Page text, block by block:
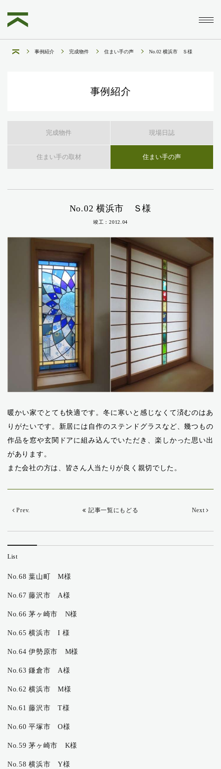
事例紹介 完成物件 住まい手の声 No.02 横浜市 Ｓ様
事例紹介
完成物件 現場日誌
住まい手の取材 住まい手の声
No.02 横浜市 Ｓ様
竣工：2012.04
暖かい家でとても快適です。冬に寒いと感じなくて済むのはあ
りがたいです。新居には自作のステンドグラスなど、幾つもの
作品を窓や玄関ドアに組み込んでいただき、楽しかった思い出
があります。
また会社の方は、皆さん人当たりが良く親切でした。
記事一覧にもどる
Prev. Next
List
No.68 葉山町 M様
No.67 藤沢市 A様
No.66 茅ヶ崎市 N様
No.65 横浜市 I 様
No.64 伊勢原市 M様
No.63 鎌倉市 A様
No.62 横浜市 M様
No.61 藤沢市 T様
No.60 平塚市 O様
No.59 茅ヶ崎市 K様
No.58 横浜市 Y様